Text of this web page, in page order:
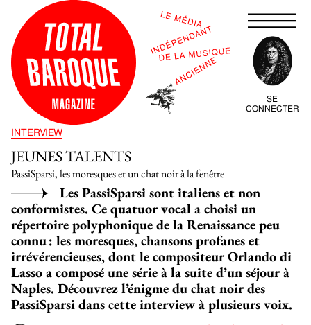
SE
CONNECTER
INTERVIEW
JEUNES TALENTS
PassiSparsi, les moresques et un chat noir à la fenêtre
Les PassiSparsi sont italiens et non
conformistes. Ce quatuor vocal a choisi un
répertoire polyphonique de la Renaissance peu
connu : les moresques, chansons profanes et
irrévérencieuses, dont le compositeur Orlando di
Lasso a composé une série à la suite d’un séjour à
Naples. Découvrez l’énigme du chat noir des
PassiSparsi dans cette interview à plusieurs voix.